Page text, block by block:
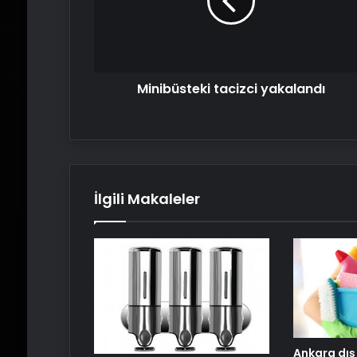
Minibüsteki tacizci yakalandı
İlgili Makaleler
Ankara